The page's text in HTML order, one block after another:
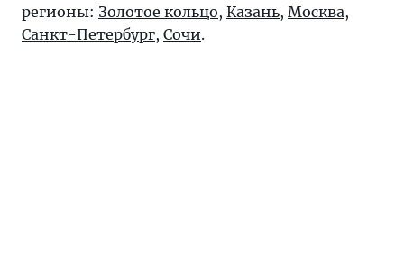
регионы: Золотое кольцо, Казань, Москва,
Санкт-Петербург, Сочи.